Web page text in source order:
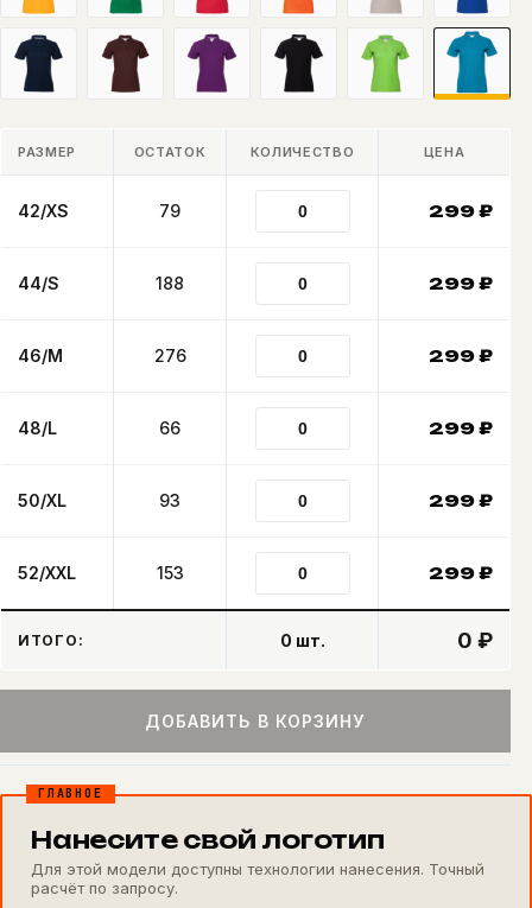
РАЗМЕР ОСТАТОК КОЛИЧЕСТВО ЦЕНА
42/XS 79 299₽
44/S 188 299₽
46/M 276 299₽
48/L 66 299₽
50/XL 93 299₽
52/XXL 153 299₽
ИТОГО: 0 шт. 0 ₽
ДОБАВИТЬ В КОРЗИНУ
ГЛАВНОЕ
Нанесите свой логотип
Для этой модели доступны технологии нанесения. Точный
расчёт по запросу.